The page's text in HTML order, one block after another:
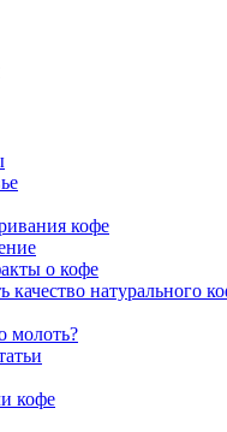
кофе
о кофе
качество натурального
молоть?
кофе